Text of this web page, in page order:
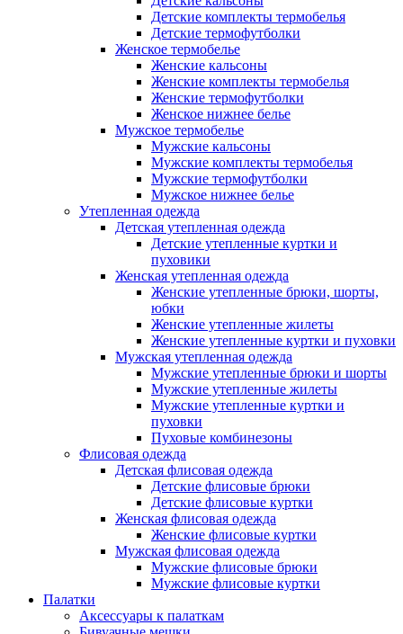
Детские комплекты термобелья
Детские термофутболки
Женское термобелье
Женские кальсоны
Женские комплекты термобелья
Женские термофутболки
Женское нижнее белье
Мужское термобелье
Мужские кальсоны
Мужские комплекты термобелья
Мужские термофутболки
Мужское нижнее белье
Утепленная одежда
Детская утепленная одежда
Детские утепленные куртки и
пуховики
Женская утепленная одежда
Женские утепленные брюки, шорты,
юбки
Женские утепленные жилеты
Женские утепленные куртки и пуховки
Мужская утепленная одежда
Мужские утепленные брюки и шорты
Мужские утепленные жилеты
Мужские утепленные куртки и
пуховки
Пуховые комбинезоны
Флисовая одежда
Детская флисовая одежда
Детские флисовые брюки
Детские флисовые куртки
Женская флисовая одежда
Женские флисовые куртки
Мужская флисовая одежда
Мужские флисовые брюки
Мужские флисовые куртки
Палатки
Аксессуары к палаткам